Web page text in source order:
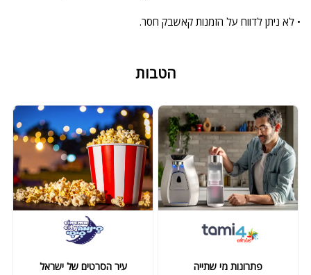
• לא ניתן לדווח על הזמנות קאשבק חסר.
הטבות
עיר הסרטים של ישראל פתרונות מי שתייה